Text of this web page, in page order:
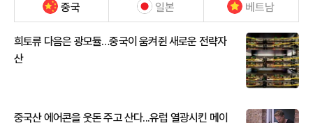
중국 일본 베트남
희토류 다음은 광모듈…중국이 움켜쥔 새로운 전략자
산
중국산 에어콘을 웃돈 주고 산다...유럽 열광시킨 메이